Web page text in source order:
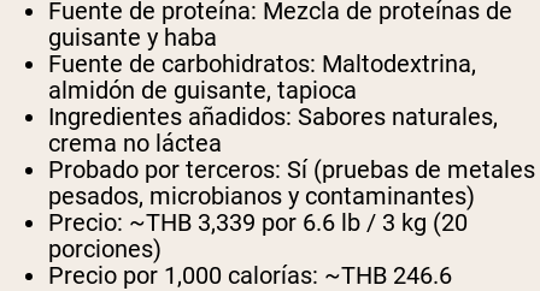
Fuente de proteína: Mezcla de proteínas de
guisante y haba
Fuente de carbohidratos: Maltodextrina,
almidón de guisante, tapioca
Ingredientes añadidos: Sabores naturales,
crema no láctea
Probado por terceros: Sí (pruebas de metales
pesados, microbianos y contaminantes)
Precio: ~THB 3,339 por 6.6 lb / 3 kg (20
porciones)
Precio por 1,000 calorías: ~THB 246.6